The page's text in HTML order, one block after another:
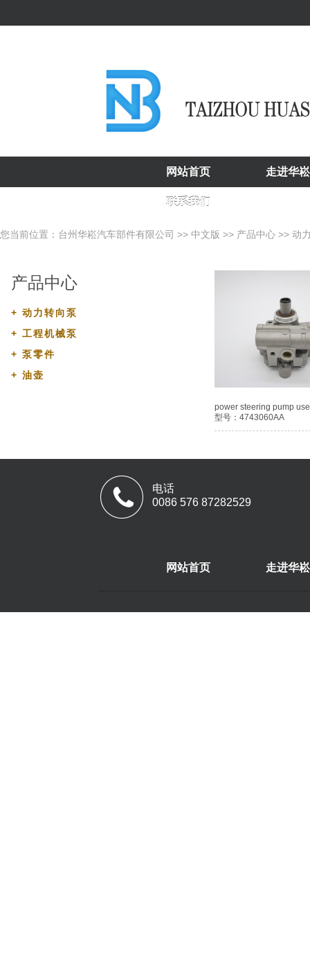
网站首页 走进华崧
联系我们
您当前位置： 台州华崧汽车部件有限公司 >> 中文版 >> 产品中心 >> 动
产品中心
+ 动力转向泵
+ 工程机械泵
+ 泵零件
+ 油壶
power steering pump
型号：4743060AA
电话
0086 576 87282529
网站首页 走进华崧